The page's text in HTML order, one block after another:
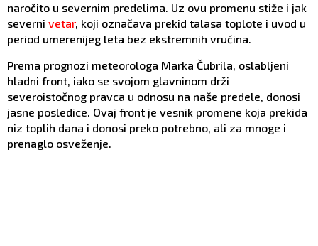
naročito u severnim predelima. Uz ovu promenu stiže i jak
severni vetar, koji označava prekid talasa toplote i uvod u
period umerenijeg leta bez ekstremnih vrućina.
Prema prognozi meteorologa Marka Čubrila, oslabljeni
hladni front, iako se svojom glavninom drži
severoistočnog pravca u odnosu na naše predele, donosi
jasne posledice. Ovaj front je vesnik promene koja prekida
niz toplih dana i donosi preko potrebno, ali za mnoge i
prenaglo osveženje.